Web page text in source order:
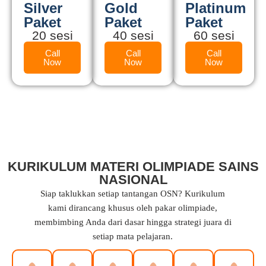
Silver
Paket
20 sesi
Call
Now
Gold
Paket
40 sesi
Call
Now
Platinum
Paket
60 sesi
Call
Now
KURIKULUM MATERI OLIMPIADE SAINS
NASIONAL
Siap taklukkan setiap tantangan OSN? Kurikulum
kami dirancang khusus oleh pakar olimpiade,
membimbing Anda dari dasar hingga strategi juara di
setiap mata pelajaran.